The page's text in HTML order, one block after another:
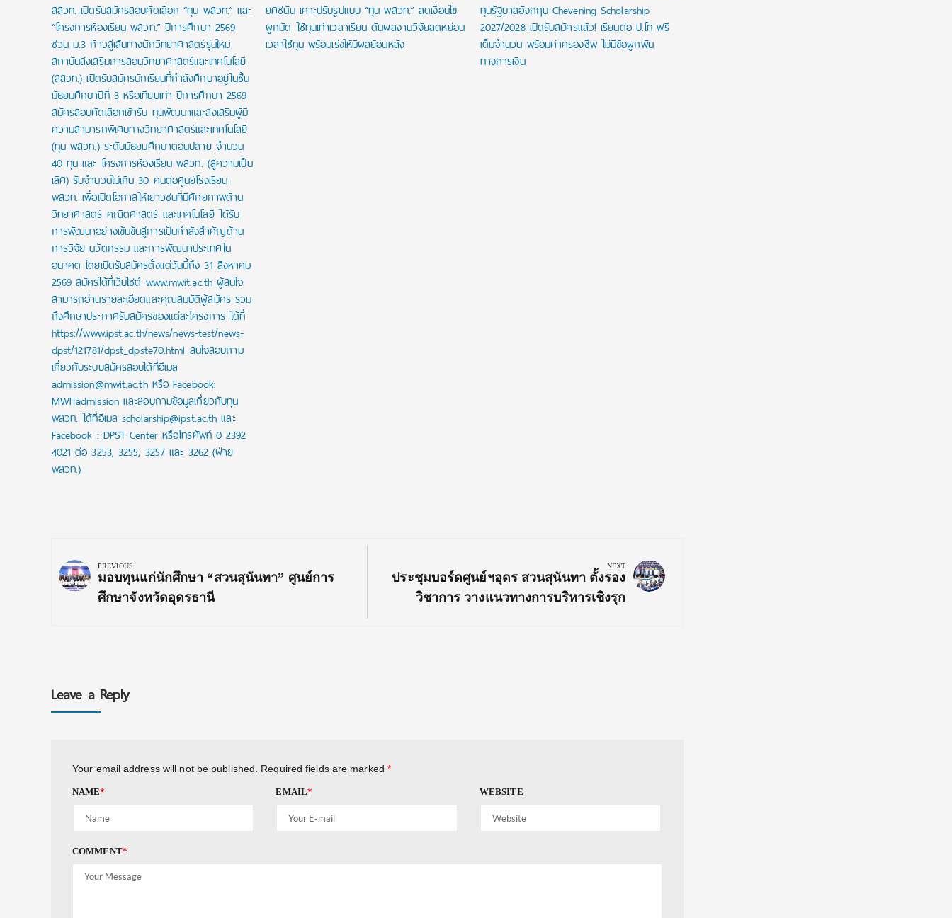
สสวท. เปิดรับสมัครสอบคัดเลือก “ทุน พสวท.” และ
“โครงการห้องเรียน พสวท.” ปีการศึกษา 2569
ชวน ม.3 ก้าวสู่เส้นทางนักวิทยาศาสตร์รุ่นใหม่
สถาบันส่งเสริมการสอนวิทยาศาสตร์และเทคโนโลยี
(สสวท.) เปิดรับสมัครนักเรียนที่กำลังศึกษาอยู่ในชั้น
มัธยมศึกษาปีที่ 3 หรือเทียบเท่า ปีการศึกษา 2569
สมัครสอบคัดเลือกเข้ารับ ทุนพัฒนาและส่งเสริมผู้มี
ความสามารถพิเศษทางวิทยาศาสตร์และเทคโนโลยี
(ทุน พสวท.) ระดับมัธยมศึกษาตอนปลาย จำนวน
40 ทุน และ โครงการห้องเรียน พสวท. (สู่ความเป็น
เลิศ) รับจำนวนไม่เกิน 30 คนต่อศูนย์โรงเรียน
พสวท. เพื่อเปิดโอกาสให้เยาวชนที่มีศักยภาพด้าน
วิทยาศาสตร์ คณิตศาสตร์ และเทคโนโลยี ได้รับ
การพัฒนาอย่างเข้มข้นสู่การเป็นกำลังสำคัญด้าน
การวิจัย นวัตกรรม และการพัฒนาประเทศใน
อนาคต โดยเปิดรับสมัครตั้งแต่วันนี้ถึง 31 สิงหาคม
2569 สมัครได้ที่เว็บไซต์ www.mwit.ac.th ผู้สนใจ
สามารถอ่านรายละเอียดและคุณสมบัติผู้สมัคร รวม
ถึงศึกษาประกาศรับสมัครของแต่ละโครงการ ได้ที่
https://www.ipst.ac.th/news/news-test/news-
dpst/121781/dpst_dpste70.html สนใจสอบถาม
เกี่ยวกับระบบสมัครสอบได้ที่อีเมล
admission@mwit.ac.th หรือ Facebook:
MWITadmission และสอบถามข้อมูลเกี่ยวกับทุน
พสวท. ได้ที่อีเมล scholarship@ipst.ac.th และ
Facebook : DPST Center หรือโทรศัพท์ 0 2392
4021 ต่อ 3253, 3255, 3257 และ 3262 (ฝ่าย
พสวท.)
ยศชนัน เคาะปรับรูปแบบ “ทุน พสวท.” ลดเงื่อนไข
ผูกมัด ใช้ทุนเท่าเวลาเรียน ดันผลงานวิจัยลดหย่อน
เวลาใช้ทุน พร้อมเร่งให้มีผลย้อนหลัง
ทุนรัฐบาลอังกฤษ Chevening Scholarship
2027/2028 เปิดรับสมัครแล้ว! เรียนต่อ ป.โท ฟรี
เต็มจำนวน พร้อมค่าครองชีพ ไม่มีข้อผูกพัน
ทางการเงิน
navigation
PREVIOUS
Previous
Post:
มอบทุนแก่นักศึกษา “สวนสุนันทา” ศูนย์การ
ศึกษาจังหวัดอุดรธานี
NEXT
Next
Post:
ประชุมบอร์ดศูนย์ฯอุดร สวนสุนันทา ตั้งรอง
วิชาการ วางแนวทางการบริหารเชิงรุก
Leave a Reply
Your email address will not be published. Required fields are marked *
NAME* EMAIL* WEBSITE
COMMENT*